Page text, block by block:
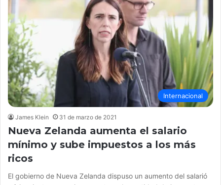
Internacional
James Klein 31 de marzo de 2021
Nueva Zelanda aumenta el salario
mínimo y sube impuestos a los más
ricos
El gobierno de Nueva Zelanda dispuso un aumento del salarió